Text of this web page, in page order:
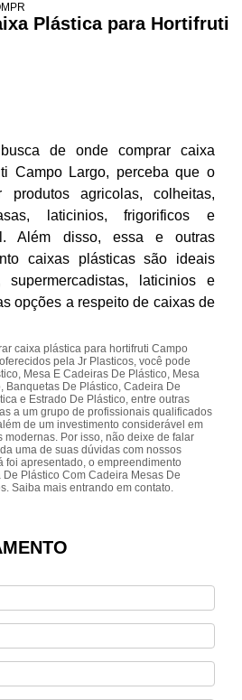
CAIXA PLÁSTICA PARA HORTIFRUTI
Plástica para Hortifruti
de onde comprar caixa
Campo Largo, perceba que o
produtos agricolas, colheitas,
laticinios, frigorificos e
Além disso, essa e outras
caixas plásticas são ideais
supermercadistas, laticinios e
opções a respeito de caixas de
caixa plástica para hortifruti Campo
pela Jr Plasticos, você pode
Mesa E Cadeiras De Plástico, Mesa
Banquetas De Plástico, Cadeira De
e Estrado De Plástico, entre outras
a um grupo de profissionais qualificados
de um investimento considerável em
Por isso, não deixe de falar
uma de suas dúvidas com nossos
foi apresentado, o empreendimento
Plástico Com Cadeira Mesas De
Saiba mais entrando em contato.